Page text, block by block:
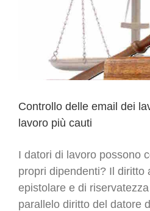
Controllo delle email dei
lavoro più cauti
I datori di lavoro possono
propri dipendenti? Il diritto
epistolare e di
parallelo diritto del datore